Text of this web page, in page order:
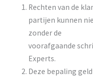
Rechten van de
partijen kunnen
zonder de
voorafgaande
Experts.
Deze bepaling